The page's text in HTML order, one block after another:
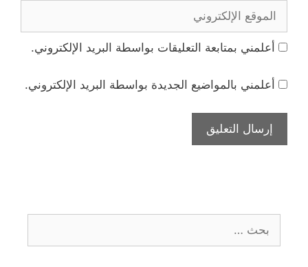
الموقع
الإلكتروني
أعلمني بمتابعة التعليقات بواسطة البريد الإلكتروني.
أعلمني بالمواضيع الجديدة بواسطة البريد الإلكتروني.
عن: